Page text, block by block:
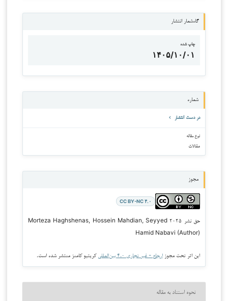
گاه‌شمار انتشار
چاپ شده
۱۴۰۵/۱۰/۰۱
شماره
در دست انتشار
نوع مقاله
مقالات
مجوز
CC BY-NC ۴.۰
حق نشر ۲۰۲۵ Morteza Haghshenas, Hossein Mahdian, Seyyed
Hamid Nabavi (Author)
این اثر تحت مجوز ارجاع - غیر تجاری ۴.۰ بین‌المللی کریتیو کامنز منتشر شده است.
نحوه استناد به مقاله